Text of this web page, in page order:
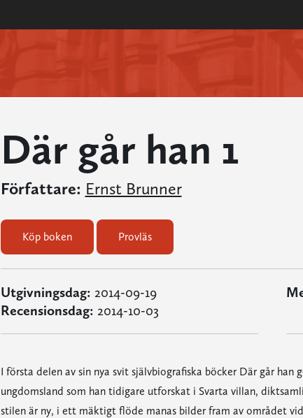
Där går han 1
Författare: Ernst Brunner
Köp boken Provläs
Utgivningsdag: 2014-09-19
Recensionsdag: 2014-10-03
I första delen av sin nya svit självbiografiska böcker Där går han
ungdomsland som han tidigare utforskat i Svarta villan,
stilen är ny, i ett mäktigt flöde manas bilder fram av området